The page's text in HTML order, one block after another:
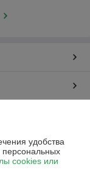
удобства
персональных
cookies или